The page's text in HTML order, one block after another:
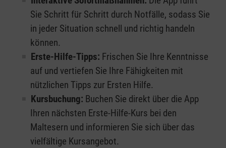
Sie Schritt für Schritt durch Notfälle, sodass Sie
in jeder Situation schnell und richtig handeln
können.
Erste-Hilfe-Tipps: Frischen Sie Ihre Kenntnisse
auf und vertiefen Sie Ihre Fähigkeiten mit
nützlichen Tipps zur Ersten Hilfe.
Kursbuchung: Buchen Sie direkt über die App
Ihren nächsten Erste-Hilfe-Kurs bei den
Maltesern und informieren Sie sich über das
vielfältige Kursangebot.